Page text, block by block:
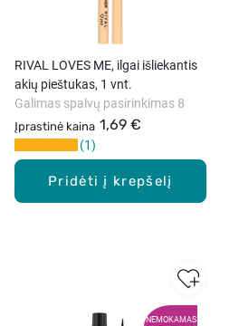
Pridėti į krepšelį
RIVAL LOVES ME, ilgai išliekantis
akių pieštukas, 1 vnt.
Įprastinė kaina 1,69 €
Galimas spalvų pasirinkimas 8
1
NEMOKAMAS